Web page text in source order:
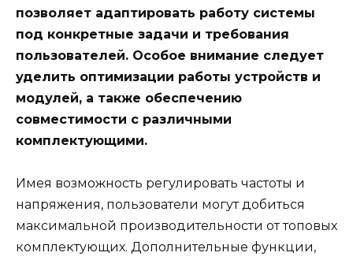
позволяет адаптировать работу системы
под конкретные задачи и требования
пользователей. Особое внимание следует
уделить оптимизации работы устройств и
модулей, а также обеспечению
совместимости с различными
комплектующими.
Имея возможность регулировать частоты и
напряжения, пользователи могут добиться
максимальной производительности от топовых
комплектующих. Дополнительные функции,